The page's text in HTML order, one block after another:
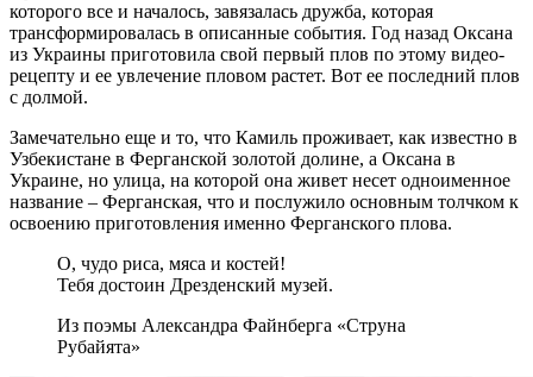
которого все и началось, завязалась дружба, которая
трансформировалась в описанные события. Год назад Оксана
из Украины приготовила свой первый плов по этому видео-
рецепту и ее увлечение пловом растет. Вот ее последний плов
с долмой.
Замечательно еще и то, что Камиль проживает, как известно в
Узбекистане в Ферганской золотой долине, а Оксана в
Украине, но улица, на которой она живет несет одноименное
название – Ферганская, что и послужило основным толчком к
освоению приготовления именно Ферганского плова.
О, чудо риса, мяса и костей!
Тебя достоин Дрезденский музей.
Из поэмы Александра Файнберга «Струна
Рубайята»